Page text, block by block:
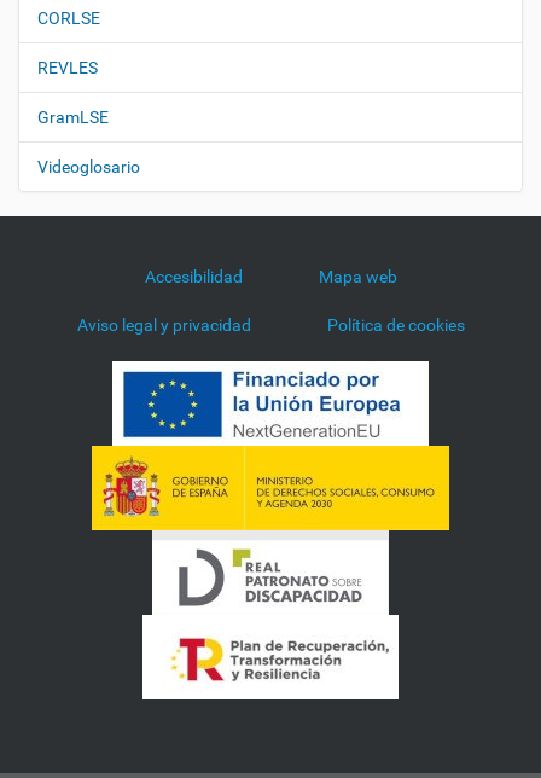
CORLSE
REVLES
GramLSE
Videoglosario
Accesibilidad Mapa web
Aviso legal y privacidad Política de cookies